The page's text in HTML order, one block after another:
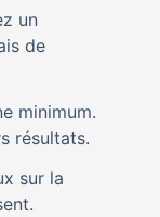
un
de
minimum.
résultats.
sur la